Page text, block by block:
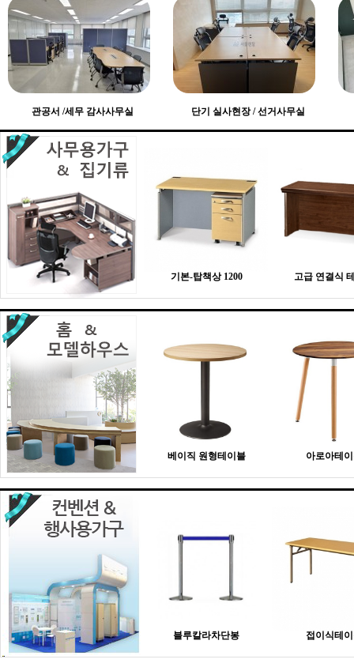
관공서 /세무 감사사무실 단기 실사현장 / 선거사무실
기본-탑책상 1200 고급 연결식
베이직 원형테이블 아로아테
블루칼라차단봉 접이식테